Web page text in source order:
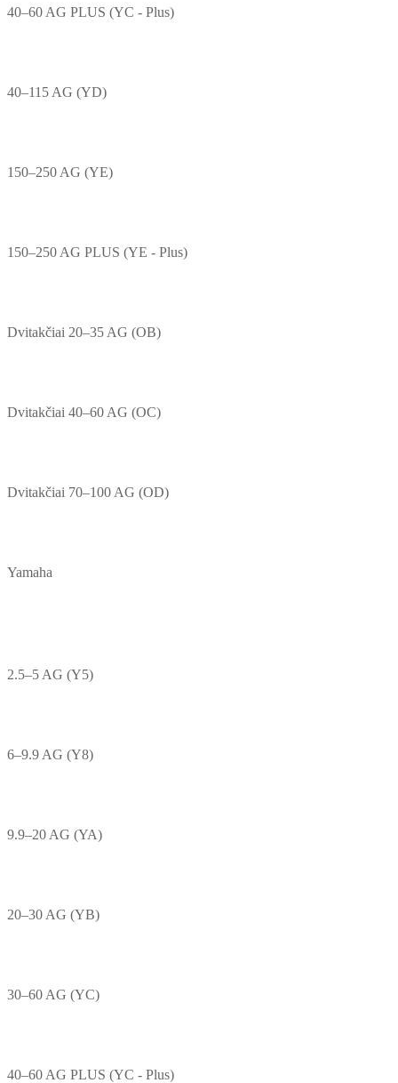
40–60 AG PLUS (YC - Plus)
40–115 AG (YD)
150–250 AG (YE)
150–250 AG PLUS (YE - Plus)
Dvitakčiai 20–35 AG (OB)
Dvitakčiai 40–60 AG (OC)
Dvitakčiai 70–100 AG (OD)
Yamaha
2.5–5 AG (Y5)
6–9.9 AG (Y8)
9.9–20 AG (YA)
20–30 AG (YB)
30–60 AG (YC)
40–60 AG PLUS (YC - Plus)